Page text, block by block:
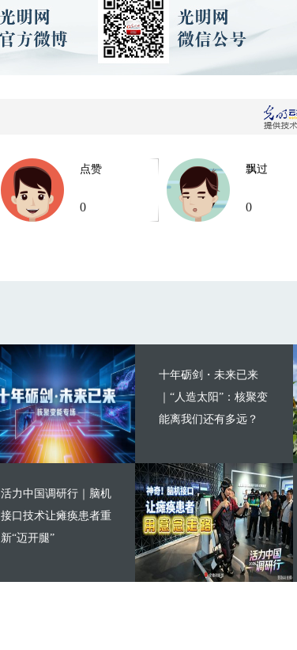
点赞
0
飘过
0
十年砺剑・未来已来
｜“人造太阳”：核聚变
能离我们还有多远？
活力中国调研行｜脑机
接口技术让瘫痪患者重
新“迈开腿”